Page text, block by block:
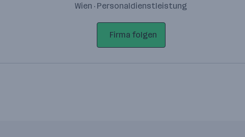
Wien · Personaldienstleistung
Firma folgen